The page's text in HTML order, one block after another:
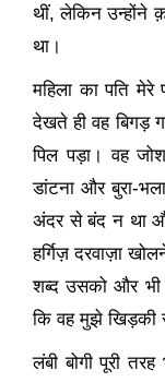
थीं,लेकिन उन्होंने
था।
महिला का पति
देखते ही वह बिगड़
पिल पड़ा। वह
डांटना और बुरा-
अंदर से बंद न था
हर्गिज़ दरवाज़ा
शब्द उसको और भी
कि वह मुझे खिड़की
लंबी बोगी पूरी तरह